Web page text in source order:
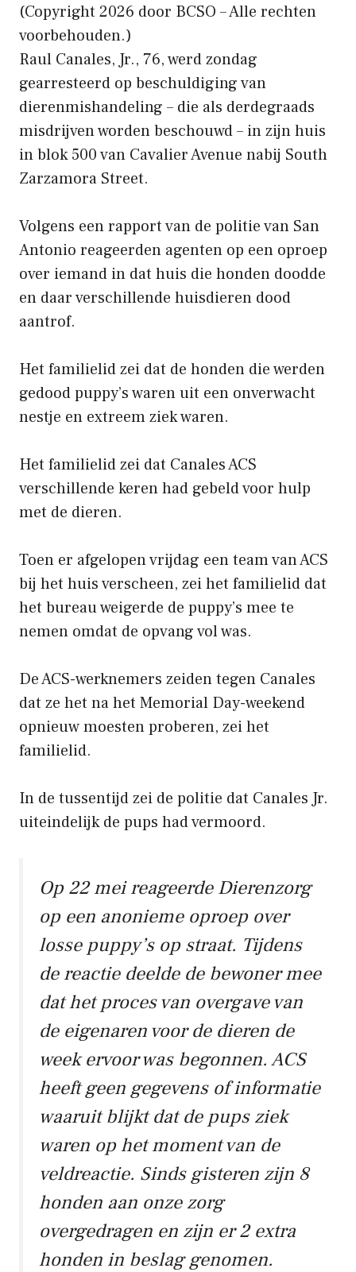
(Copyright 2026 door BCSO – Alle rechten
voorbehouden.)
Raul Canales, Jr., 76, werd zondag
gearresteerd op beschuldiging van
dierenmishandeling – die als derdegraads
misdrijven worden beschouwd – in zijn huis
in blok 500 van Cavalier Avenue nabij South
Zarzamora Street.
Volgens een rapport van de politie van San
Antonio reageerden agenten op een oproep
over iemand in dat huis die honden doodde
en daar verschillende huisdieren dood
aantrof.
Het familielid zei dat de honden die werden
gedood puppy’s waren uit een onverwacht
nestje en extreem ziek waren.
Het familielid zei dat Canales ACS
verschillende keren had gebeld voor hulp
met de dieren.
Toen er afgelopen vrijdag een team van ACS
bij het huis verscheen, zei het familielid dat
het bureau weigerde de puppy’s mee te
nemen omdat de opvang vol was.
De ACS-werknemers zeiden tegen Canales
dat ze het na het Memorial Day-weekend
opnieuw moesten proberen, zei het
familielid.
In de tussentijd zei de politie dat Canales Jr.
uiteindelijk de pups had vermoord.
Op 22 mei reageerde Dierenzorg
op een anonieme oproep over
losse puppy’s op straat. Tijdens
de reactie deelde de bewoner mee
dat het proces van overgave van
de eigenaren voor de dieren de
week ervoor was begonnen. ACS
heeft geen gegevens of informatie
waaruit blijkt dat de pups ziek
waren op het moment van de
veldreactie. Sinds gisteren zijn 8
honden aan onze zorg
overgedragen en zijn er 2 extra
honden in beslag genomen.